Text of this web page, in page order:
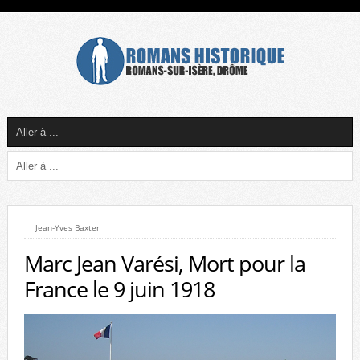
Jean-Yves Baxter
Marc Jean Varési, Mort pour la
France le 9 juin 1918